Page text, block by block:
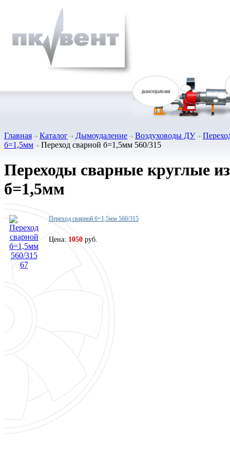
Главная Каталог Дымоудаление Воздуховоды ДУ
б=1,5мм
Переход сварной б=1,5мм 560/315
Переходы сварные круглые
б=1,5мм
Переход сварной б=1,5мм 560/315
Цена: 1050 руб.